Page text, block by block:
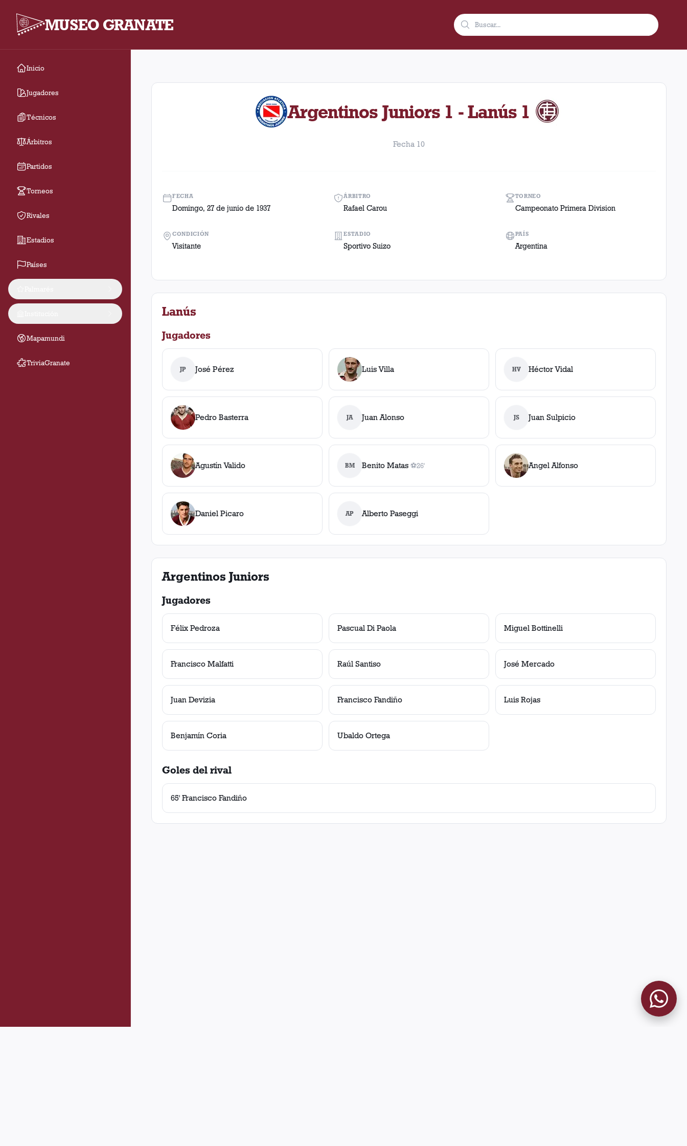
MUSEO GRANATE
Inicio
Jugadores
Técnicos
Árbitros
Partidos
Torneos
Rivales
Estadios
Países
Mapamundi
TriviaGranate
Fecha 10. Partido entre Lanús y Argentinos Juniors disputado el Domingo, 27 de junio de 1937 como visitante en el estadio Sportivo Suizo
Argentinos Juniors 1 - Lanús 1
Fecha 10
FECHA
Domingo, 27 de junio de 1937
ÁRBITRO
Rafael Carou
TORNEO
Campeonato Primera Division
CONDICIÓN
Visitante
ESTADIO
Sportivo Suizo
PAÍS
Argentina
Lanús
Jugadores
JP José Pérez Luis Villa HV Héctor Vidal
Pedro Basterra JA Juan Alonso JS Juan Sulpicio
Agustín Valido BM Benito Matas ⚽
1gol
26' Angel Alfonso
Daniel Picaro AP Alberto Paseggi
Argentinos Juniors
Jugadores
Félix Pedroza Pascual Di Paola Miguel Bottinelli
Francisco Malfatti Raúl Santiso José Mercado
Juan Devizia Francisco Fandiño Luis Rojas
Benjamín Coria Ubaldo Ortega
Goles del rival
65' Francisco Fandiño